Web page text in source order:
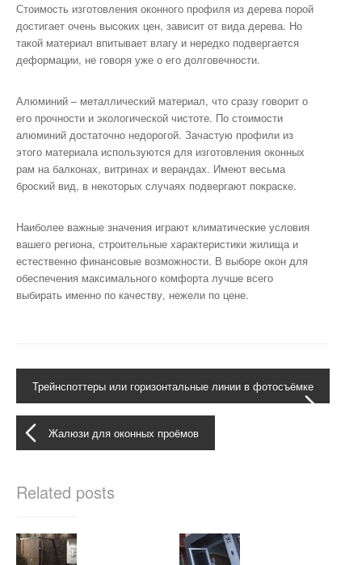
Стоимость изготовления оконного профиля из дерева порой
достигает очень высоких цен, зависит от вида дерева. Но
такой материал впитывает влагу и нередко подвергается
деформации, не говоря уже о его долговечности.
Алюминий – металлический материал, что сразу говорит о
его прочности и экологической чистоте. По стоимости
алюминий достаточно недорогой. Зачастую профили из
этого материала используются для изготовления оконных
рам на балконах, витринах и верандах. Имеют весьма
броский вид, в некоторых случаях подвергают покраске.
Наиболее важные значения играют климатические условия
вашего региона, строительные характеристики жилища и
естественно финансовые возможности. В выборе окон для
обеспечения максимального комфорта лучше всего
выбирать именно по качеству, нежели по цене.
Трейнспоттеры или горизонтальные линии в фотосъёмке
Жалюзи для оконных проёмов
Related posts